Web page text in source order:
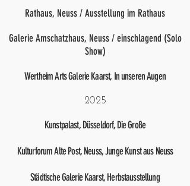
Rathaus, Neuss / Ausstellung im Rathaus
Galerie Amschatzhaus, Neuss / einschlagend (Solo
Show)
Wertheim Arts Galerie Kaarst, In unseren Augen
2025
Kunstpalast, Düsseldorf, Die Große
Kulturforum Alte Post, Neuss, Junge Kunst aus Neuss
Städtische Galerie Kaarst, Herbstausstellung